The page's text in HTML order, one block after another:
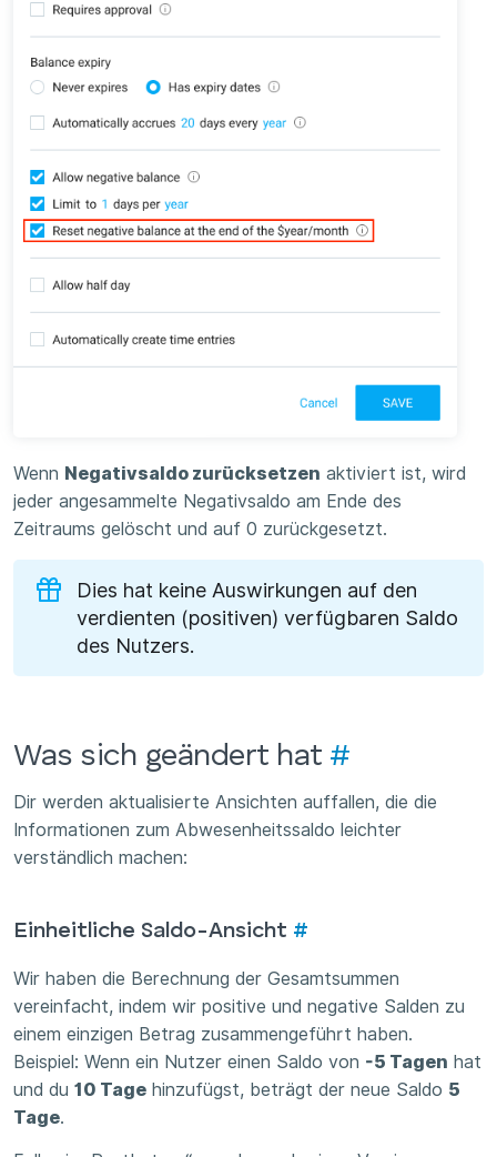
Wenn Negativsaldo zurücksetzen aktiviert ist, wird
jeder angesammelte Negativsaldo am Ende des
Zeitraums gelöscht und auf 0 zurückgesetzt.
Dies hat keine Auswirkungen auf den
verdienten (positiven) verfügbaren Saldo
des Nutzers.
Was sich geändert hat #
Dir werden aktualisierte Ansichten auffallen, die die
Informationen zum Abwesenheitssaldo leichter
verständlich machen:
Einheitliche Saldo-Ansicht #
Wir haben die Berechnung der Gesamtsummen
vereinfacht, indem wir positive und negative Salden zu
einem einzigen Betrag zusammengeführt haben.
Beispiel: Wenn ein Nutzer einen Saldo von -5 Tagen hat
und du 10 Tage hinzufügst, beträgt der neue Saldo 5
Tage.